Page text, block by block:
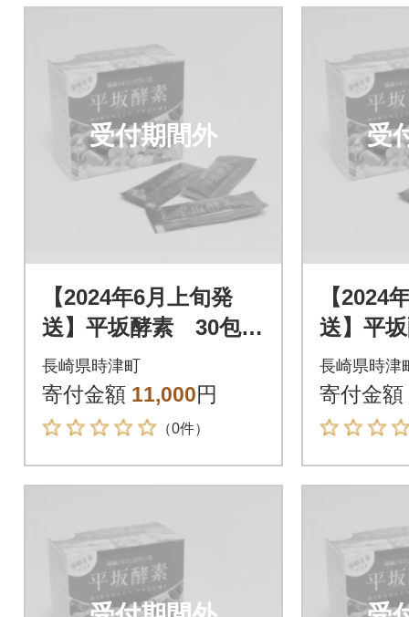
受付期間外
【2024年6月上旬発
送】平坂酵素 30包入
り
長崎県時津町
寄付金額 11,000円
（0件）
受
【2024
送】平
り
長崎県時津
寄付金額